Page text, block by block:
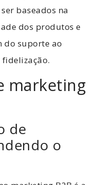
baseados na
dos produtos e
do suporte ao
marketing
de
o